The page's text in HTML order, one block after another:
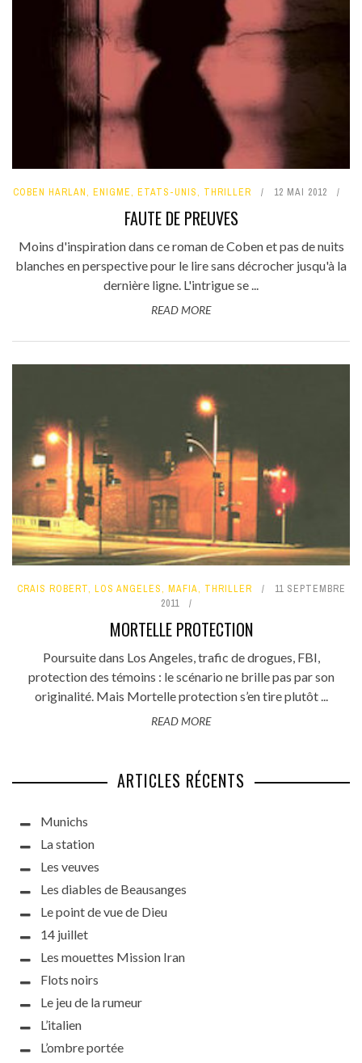
COBEN HARLAN, ENIGME, ETATS-UNIS, THRILLER 12 MAI 2012
FAUTE DE PREUVES
Moins d'inspiration dans ce roman de Coben et pas de nuits
blanches en perspective pour le lire sans décrocher jusqu'à la
dernière ligne. L'intrigue se ...
READ MORE
CRAIS ROBERT, LOS ANGELES, MAFIA, THRILLER
11 SEPTEMBRE
2011
MORTELLE PROTECTION
Poursuite dans Los Angeles, trafic de drogues, FBI,
protection des témoins : le scénario ne brille pas par son
originalité. Mais Mortelle protection s’en tire plutôt ...
READ MORE
ARTICLES RÉCENTS
Munichs
La station
Les veuves
Les diables de Beausanges
Le point de vue de Dieu
14 juillet
Les mouettes Mission Iran
Flots noirs
Le jeu de la rumeur
L’italien
L’ombre portée